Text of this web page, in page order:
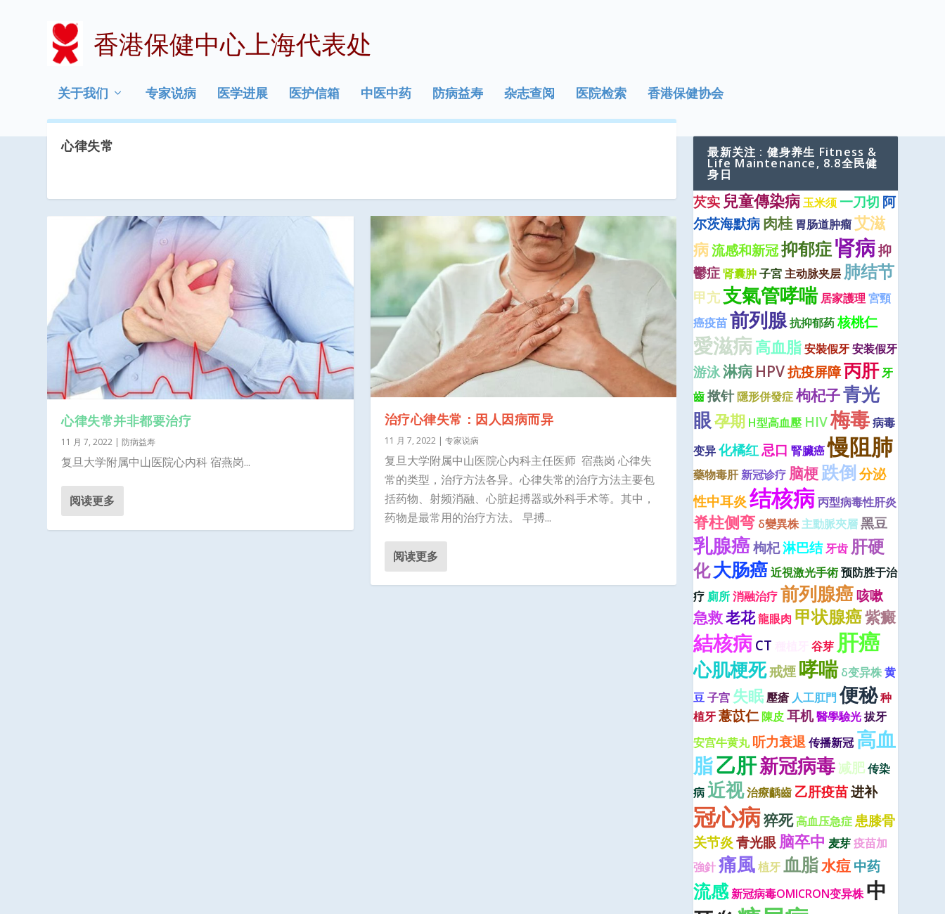
香港保健中心上海代表处
关于我们 专家说病 医学进展 医护信箱 中医中药 防病益寿 杂志查阅 医院检索 香港保健协会
心律失常
心律失常并非都要治疗
11 月 7, 2022 |防病益寿
复旦大学附属中山医院心内科 宿燕岗...
阅读更多
治疗心律失常：因人因病而异
11 月 7, 2022| 专家说病
复旦大学附属中山医院心内科主任医师 宿燕岗 心律失
常的类型，治疗方法各异。心律失常的治疗方法主要包
括药物、射频消融、心脏起搏器或外科手术等。其中，
药物是最常用的治疗方法。 早搏...
阅读更多
最新关注 : 健身养生 Fitness &
Life Maintenance, 8.8全民健
身日
芡实兒童傳染病玉米须一刀切 阿
尔茨海默病肉桂 胃肠道肿瘤艾滋
病流感和新冠抑郁症肾病抑
鬱症肾囊肿子宮主动脉夹层 肺结节
甲亢支氣管哮喘 居家護理 宮頸
癌疫苗前列腺抗抑郁药核桃仁
愛滋病高血脂安裝假牙安装假牙
游泳淋病 HPV抗疫屏障丙肝牙
齒揿针隱形併發症枸杞子青光
眼孕期 H型高血壓 HIV梅毒病毒
变异化橘红忌口 腎臟癌慢阻肺
藥物毒肝新冠诊疗 脑梗跌倒 分泌
性中耳炎结核病丙型病毒性肝炎
脊柱侧弯 δ變異株主動脈夾層黑豆
乳腺癌枸杞淋巴结牙齿 肝硬
化大肠癌近視激光手術预防胜于治
疗 廁所消融治疗前列腺癌咳嗽
急救老花龍眼肉 甲状腺癌紫癜
結核病CT 谷芽 肝癌
心肌梗死戒煙哮喘 δ变异株黄
豆子宫失眠壓瘡 人工肛門 便秘种
植牙薏苡仁陳皮耳机醫學驗光拔牙
安宫牛黄丸 听力衰退传播新冠 高血
脂乙肝新冠病毒减肥传染
病近视治療齲齒 乙肝疫苗进补
冠心病猝死高血压急症患膝骨
关节炎青光眼脑卒中 麦芽疫苗加
強針痛風植牙血脂水痘中药
流感新冠病毒OMICRON变异株 中